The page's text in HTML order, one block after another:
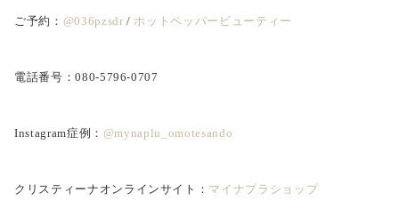
ご予約： @036pzsdr /ホットペッパービューティー
電話番号：080-5796-0707
Instagram症例： @mynaplu_omotesando
クリスティーナオンラインサイト： マイナプラショップ